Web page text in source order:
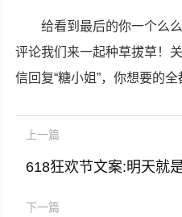
给看到最后的你一个么
评论我们来一起种草拔草！
信回复“糖小姐”，你想要的全
上一篇
下一篇